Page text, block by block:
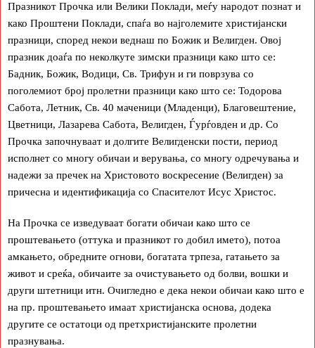
Празникот Прочка или Велики Поклади, меѓу народот познат и
како Проштени Поклади, спаѓа во најголемите христијански
празници, според некои веднаш по Божик и Велигден. Овој
празник доаѓа по неколкуте зимски празници како што се:
Бадник, Божик, Водици, Св. Трифун и ги поврзува со
поголемиот број пролетни празници како што се: Тодорова
Сабота, Летник, Св. 40 маченици (Младенци), Благовештение,
Цветници, Лазарева Сабота, Велигден, Ѓурѓовден и др. Со
Прочка започнуваат и долгите Велигденски пости, период
исполнет со многу обичаи и верувања, со многу одречувања и
надежи за пречек на Христовото воскресение (Велигден) за
причесна и идентификација со Спасителот Исус Христос.
На Прочка се изведуваат богати обичаи како што се
проштевањето (оттука и празникот го добил името), потоа
амкањето, обредните огнови, богатата трпеза, гатањето за
живот и среќа, обичаите за очистувањето од болви, вошки и
други штетници итн. Очигледно е дека некои обичаи како што е
на пр. проштевањето имаат христијанска основа, додека
другите се остатоци од претхристијанските пролетни
празнувања.